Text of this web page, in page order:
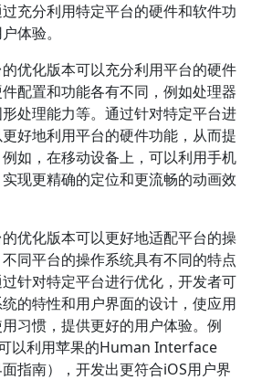
充分利用特定平台的硬件和软件功
体验。
优化版本可以充分利用平台的硬件
配置和功能各有不同，例如处理器
处理能力等。通过针对特定平台进
好地利用平台的硬件功能，从而提
如，在移动设备上，可以利用手机
现更精确的定位和更流畅的动画效
优化版本可以更好地适配平台的操
同平台的操作系统具有不同的特点
针对特定平台进行优化，开发者可
的特性和用户界面的设计，使应用
习惯，提供更好的用户体验。例
以利用苹果的Human Interface
指南），开发出更符合iOS用户界